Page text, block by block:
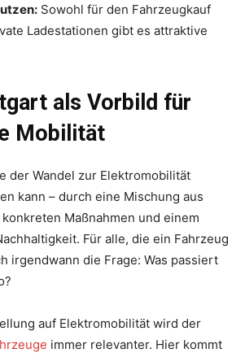
Sowohl für den Fahrzeugkauf
Ladestationen gibt es attraktive
als Vorbild für
Mobilität
der Wandel zur Elektromobilität
kann – durch eine Mischung aus
Maßnahmen und einem
Für alle, die ein Fahrzeug
irgendwann die Frage: Was passiert
auf Elektromobilität wird der
immer relevanter. Hier kommt